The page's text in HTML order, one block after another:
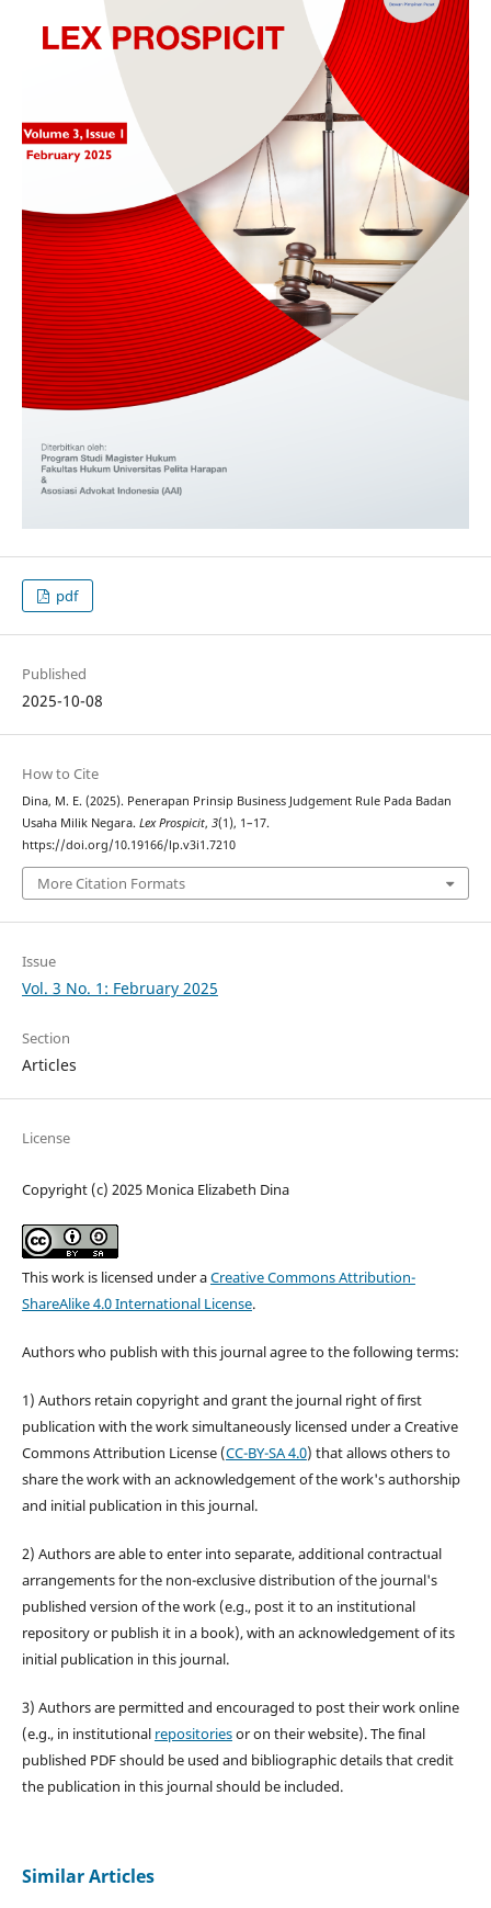
pdf
Published
2025-10-08
How to Cite
Dina, M. E. (2025). Penerapan Prinsip Business Judgement Rule Pada Badan
Usaha Milik Negara. Lex Prospicit, 3(1), 1–17.
https://doi.org/10.19166/lp.v3i1.7210
More Citation Formats
Issue
Vol. 3 No. 1: February 2025
Section
Articles
License
Copyright (c) 2025 Monica Elizabeth Dina
This work is licensed under aCreative Commons Attribution-
ShareAlike 4.0 International License.
Authors who publish with this journal agree to the following terms:
1) Authors retain copyright and grant the journal right of first
publication with the work simultaneously licensed under a Creative
Commons Attribution License (CC-BY-SA 4.0) that allows others to
share the work with an acknowledgement of the work's authorship
and initial publication in this journal.
2) Authors are able to enter into separate, additional contractual
arrangements for the non-exclusive distribution of the journal's
published version of the work (e.g., post it to an institutional
repository or publish it in a book), with an acknowledgement of its
initial publication in this journal.
3) Authors are permitted and encouraged to post their work online
(e.g., in institutional repositoriesor on their website). The final
published PDF should be used and bibliographic details that credit
the publication in this journal should be included.
Similar Articles